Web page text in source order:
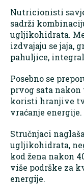
Nutricionisti
sadrži
ugljikohidrata.
izdvajaju se jaja,
pahuljice,
Posebno se
prvog sata
koristi hranjive
vraćanje energije.
Stručnjaci
ugljikohidrata,
kod žena nakon
više podrške za
energije.